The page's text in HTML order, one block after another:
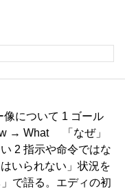
について 1 ゴール
→ What 「なぜ」
2 指示や命令ではな
いられない」状況を
で語る。エディの初